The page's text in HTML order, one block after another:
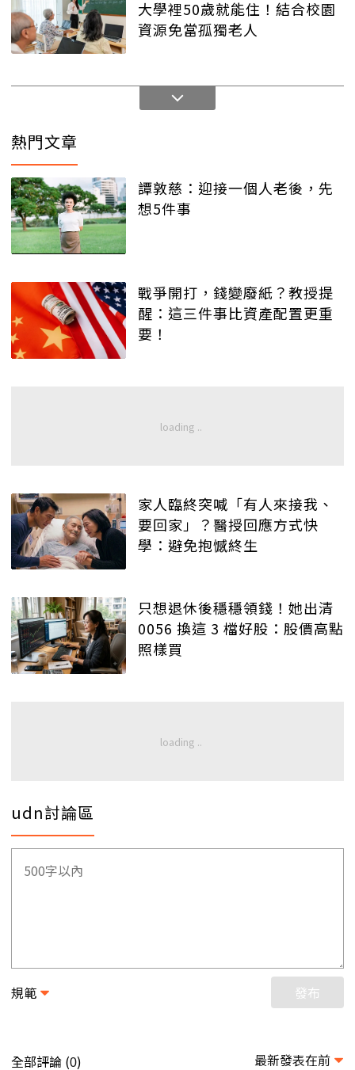
大學裡50歲就能住！結合校園
資源免當孤獨老人
熱門文章
譚敦慈：迎接一個人老後，先
想5件事
戰爭開打，錢變廢紙？教授提
醒：這三件事比資產配置更重
要！
家人臨終突喊「有人來接我、
要回家」？醫授回應方式快
學：避免抱憾終生
只想退休後穩穩領錢！她出清
0056 換這 3 檔好股：股價高點
照樣買
udn討論區
規範 發布
全部評論 (0) 最新發表在前